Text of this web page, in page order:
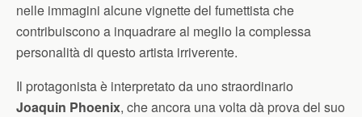
nelle immagini alcune vignette del fumettista che
contribuiscono a inquadrare al meglio la complessa
personalità di questo artista irriverente.
Il protagonista è interpretato da uno straordinario
Joaquin Phoenix, che ancora una volta dà prova del suo